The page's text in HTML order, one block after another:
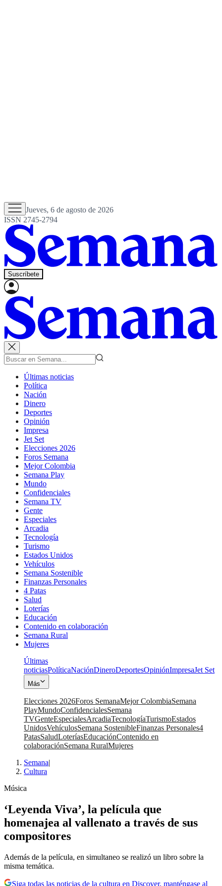
Jueves, 6 de agosto de 2026
ISSN 2745-2794
Suscríbete
Últimas noticias
Política
Nación
Dinero
Deportes
Opinión
Impresa
Jet Set
Elecciones 2026
Foros Semana
Mejor Colombia
Semana Play
Mundo
Confidenciales
Semana TV
Gente
Especiales
Arcadia
Tecnología
Turismo
Estados Unidos
Vehículos
Semana Sostenible
Finanzas Personales
4 Patas
Salud
Loterías
Educación
Contenido en colaboración
Semana Rural
Mujeres
Últimas
noticiasPolíticaNaciónDineroDeportesOpiniónImpresaJet Set
Más
Elecciones 2026Foros SemanaMejor ColombiaSemana
PlayMundoConfidencialesSemana
TVGenteEspecialesArcadiaTecnologíaTurismoEstados
UnidosVehículosSemana SostenibleFinanzas Personales4
PatasSaludLoteríasEducaciónContenido en
colaboraciónSemana RuralMujeres
Semana|
Cultura
Música
‘Leyenda Viva’, la película que
homenajea al vallenato a través de sus
compositores
Además de la película, en simultaneo se realizó un libro sobre la
misma temática.
Siga todas las noticias de la cultura en Discover, manténgase al